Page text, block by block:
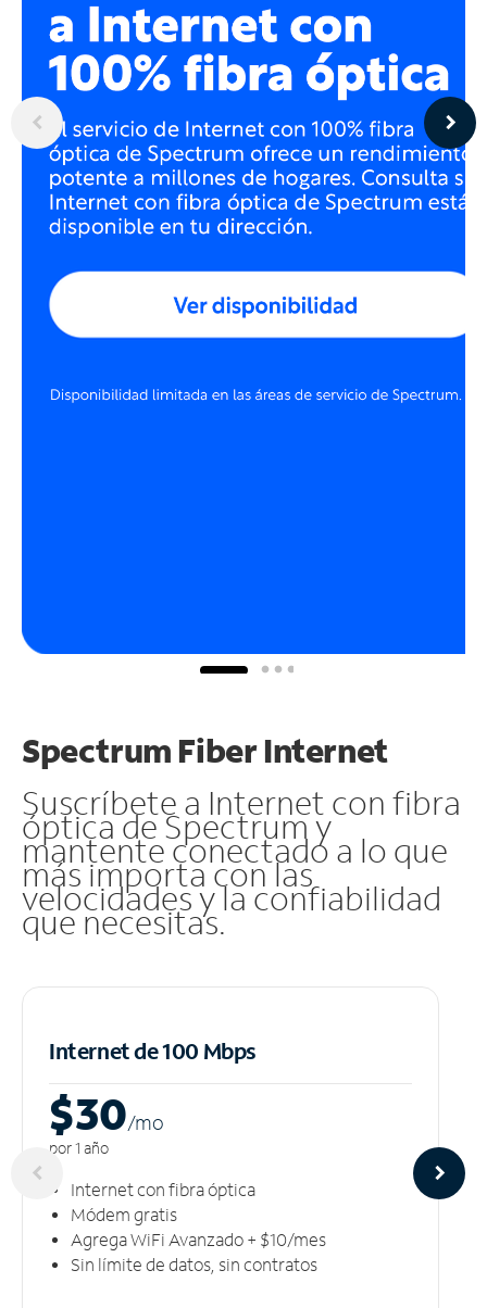
Spectrum Fiber Internet
Suscríbete a Internet con fibra
óptica de Spectrum y
mantente conectado a lo que
más importa con las
velocidades y la confiabilidad
que necesitas.
Internet de 100 Mbps
$30/mo
por 1 año
Internet con fibra óptica
Módem gratis
Agrega WiFi Avanzado + $10/mes
Sin límite de datos, sin contratos